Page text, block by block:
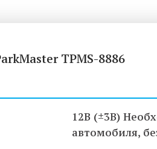
TPMS-8886
12В (±3В)
автомобиля,